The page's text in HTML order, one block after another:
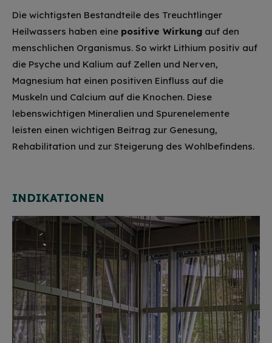
Die wichtigsten Bestandteile des Treuchtlinger
Heilwassers haben eine positive Wirkung auf den
menschlichen Organismus. So wirkt Lithium positiv auf
die Psyche und Kalium auf Zellen und Nerven,
Magnesium hat einen positiven Einfluss auf die
Muskeln und Calcium auf die Knochen. Diese
lebenswichtigen Mineralien und Spurenelemente
leisten einen wichtigen Beitrag zur Genesung,
Rehabilitation und zur Steigerung des Wohlbefindens.
INDIKATIONEN